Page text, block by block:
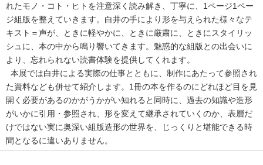
れたモノ・コト・ヒトを注意深く読み解き、丁寧に、1ページ1ペー
ジ組版を整えていきます。白井の手により形を与えられた様々なテ
キスト＝声が、ときに軽やかに、ときに厳粛に、ときにスタイリッ
シュに、本の中から鳴り響いてきます。魅惑的な組版との出会いに
より、忘れられない読書体験を提供してくれます。
本展では白井による実際の仕事とともに、制作にあたって参照され
た資料なども併せて紹介します。1冊の本を作るのにどれほど目を見
開く必要があるのかがうかがい知れると同時に、過去の知識や造形
がいかに引用・参照され、形を変えて継承されていくのか、表層だ
けではない実に奥深い組版造形の世界を、じっくりと堪能できる時
間となるに違いありません。